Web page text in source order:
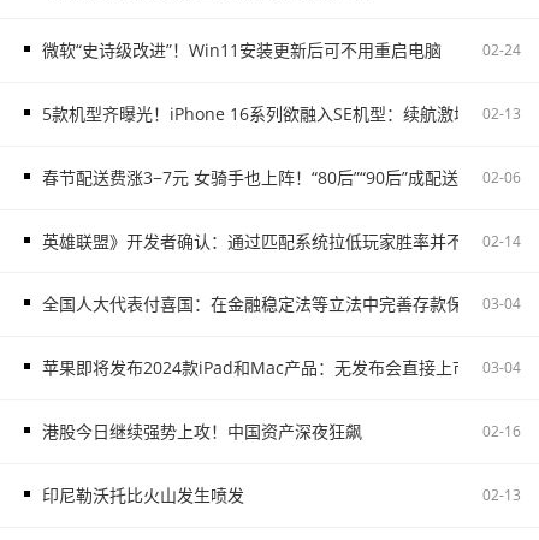
微软“史诗级改进”！Win11安装更新后可不用重启电脑 02-24
5款机型齐曝光！iPhone 16系列欲融入SE机型：续航激增、8G内
02-13
春节配送费涨3−7元 女骑手也上阵！“80后”“90后”成配送主力02-06
英雄联盟》开发者确认：通过匹配系统拉低玩家胜率并不存在02-14
全国人大代表付喜国：在金融稳定法等立法中完善存款保险制度
03-04
苹果即将发布2024款iPad和Mac产品：无发布会直接上市 03-04
港股今日继续强势上攻！中国资产深夜狂飙 02-16
印尼勒沃托比火山发生喷发 02-13